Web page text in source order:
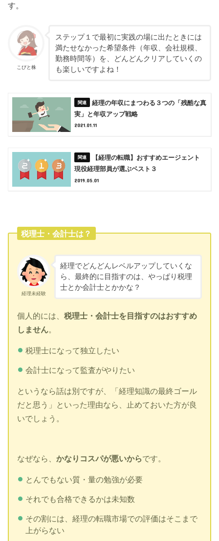
す。
こびと株
ステップ１で最初に実践の場に出たときには
満たせなかった希望条件（年収、会社規模、
勤務時間等）を、どんどんクリアしていくの
も楽しいですよね！
経理の年収にまつわる３つの「残酷な真
実」と年収アップ戦略
2021.01.11
【経理の転職】おすすめエージェント
現役経理部員が選ぶベスト３
2019.05.01
税理士・会計士は？
経理未経験
経理でどんどんレベルアップしていくな
ら、最終的に目指すのは、やっぱり税理
士とか会計士とかかな？
個人的には、税理士・会計士を目指すのはおすすめ
しません。
税理士になって独立したい
会計士になって監査がやりたい
というなら話は別ですが、「経理知識の最終ゴール
だと思う」といった理由なら、止めておいた方が良
いでしょう。
なぜなら、かなりコスパが悪いからです。
とんでもない質・量の勉強が必要
それでも合格できるかは未知数
その割には、経理の転職市場での評価はそこまで
上がらない